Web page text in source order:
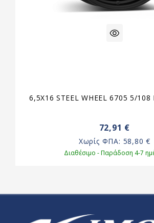
6,5X16 STEEL WHEEL 6705 5/108
72,91 €
Χωρίς ΦΠΑ: 58,80 €
Διαθέσιμο - Παράδοση 4-7